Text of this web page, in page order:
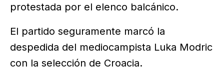
protestada por el elenco balcánico.
El partido seguramente marcó la
despedida del mediocampista Luka Modric
con la selección de Croacia.